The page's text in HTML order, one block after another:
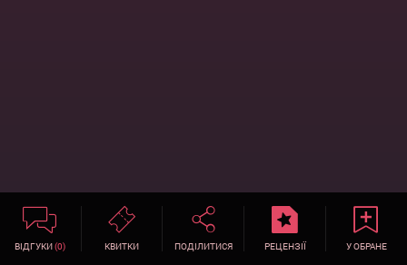
ВІДГУКИ(0) КВИТКИ ПОДІЛИТИСЯ РЕЦЕНЗІЇ У ОБРАНЕ